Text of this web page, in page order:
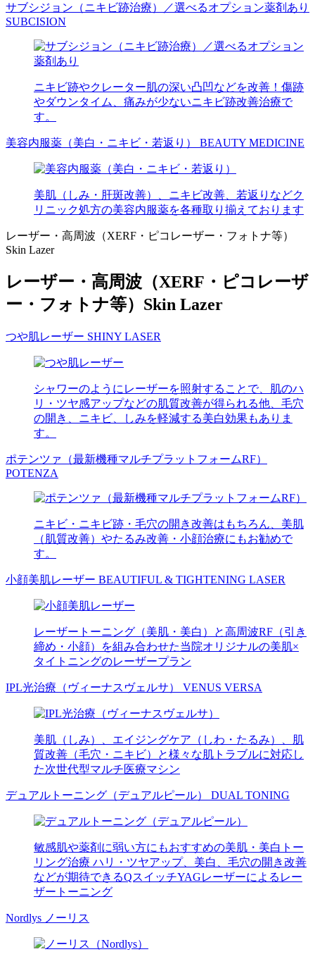
サブシジョン（ニキビ跡治療）／選べるオプション薬剤あり
SUBCISION
ニキビ跡やクレーター肌の深い凸凹などを改善！傷跡
やダウンタイム、痛みが少ないニキビ跡改善治療で
す。
美容内服薬（美白・ニキビ・若返り） BEAUTY MEDICINE
美肌（しみ・肝斑改善）、ニキビ改善、若返りなどク
リニック処方の美容内服薬を各種取り揃えております
レーザー・高周波（XERF・ピコレーザー・フォトナ等）
Skin Lazer
レーザー・高周波（XERF・ピコレーザ
ー・フォトナ等） Skin Lazer
つや肌レーザー SHINY LASER
シャワーのようにレーザーを照射することで、肌のハ
リ・ツヤ感アップなどの肌質改善が得られる他、毛穴
の開き、ニキビ、しみを軽減する美白効果もありま
す。
ポテンツァ（最新機種マルチプラットフォームRF）
POTENZA
ニキビ・ニキビ跡・毛穴の開き改善はもちろん、美肌
（肌質改善）やたるみ改善・小顔治療にもお勧めで
す。
小顔美肌レーザー BEAUTIFUL & TIGHTENING LASER
レーザートーニング（美肌・美白）と高周波RF（引き
締め・小顔）を組み合わせた当院オリジナルの美肌×
タイトニングのレーザープラン
IPL光治療（ヴィーナスヴェルサ） VENUS VERSA
美肌（しみ）、エイジングケア（しわ・たるみ）、肌
質改善（毛穴・ニキビ）と様々な肌トラブルに対応し
た次世代型マルチ医療マシン
デュアルトーニング（デュアルピール） DUAL TONING
敏感肌や薬剤に弱い方にもおすすめの美肌・美白トー
リング治療 ハリ・ツヤアップ、美白、毛穴の開き改善
などが期待できるQスイッチYAGレーザーによるレー
ザートーニング
Nordlys ノーリス